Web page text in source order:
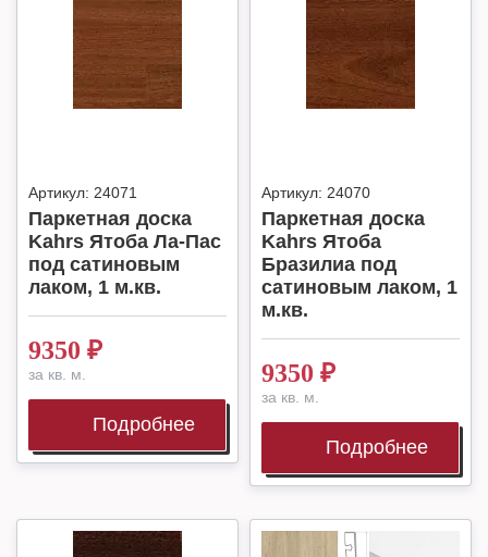
Артикул: 24071
Паркетная доска
Kahrs Ятоба Ла-Пас
под сатиновым
лаком, 1 м.кв.
9350 ₽
за кв. м.
Подробнее
Артикул: 24070
Паркетная доска
Kahrs Ятоба
Бразилиа под
сатиновым лаком, 1
м.кв.
9350 ₽
за кв. м.
Подробнее